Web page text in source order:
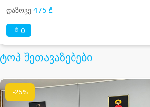
დაზოგე 475 ₾
0
ტოპ შეთავაზებები
-25%